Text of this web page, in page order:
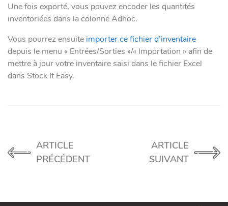
Une fois exporté, vous pouvez encoder les quantités
inventoriées dans la colonne Adhoc.
Vous pourrez ensuite importer ce fichier d’inventaire
depuis le menu « Entrées/Sorties »/« Importation » afin de
mettre à jour votre inventaire saisi dans le fichier Excel
dans Stock It Easy.
ARTICLE
PRÉCÉDENT
ARTICLE
SUIVANT